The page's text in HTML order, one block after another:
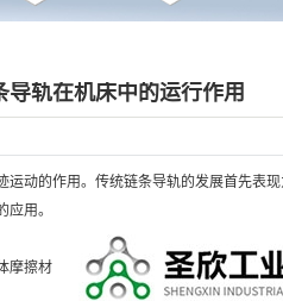
导轨在机床中的运行作用
动的作用。传统链条导轨的发展首先表
用。
摩擦材